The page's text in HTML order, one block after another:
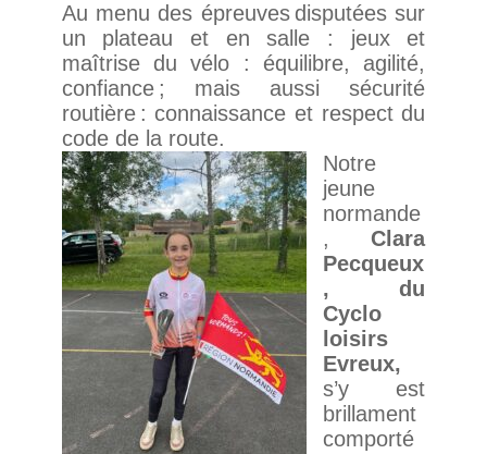
Au menu des épreuves disputées sur
un plateau et en salle : jeux et
maîtrise du vélo : équilibre, agilité,
confiance ; mais aussi sécurité
routière : connaissance et respect du
code de la route.
Notre
jeune
normande
, Clara
Pecqueux
, du
Cyclo
loisirs
Evreux,
s’y est
brillament
comporté